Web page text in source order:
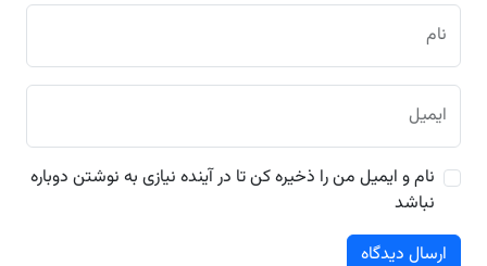
نام
ایمیل
نام و ایمیل من را ذخیره کن تا در آینده نیازی به نوشتن دوباره
نباشد